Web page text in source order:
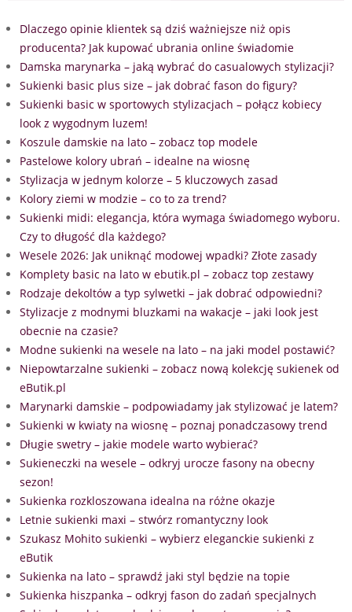
Dlaczego opinie klientek są dziś ważniejsze niż opis
producenta? Jak kupować ubrania online świadomie
Damska marynarka – jaką wybrać do casualowych stylizacji?
Sukienki basic plus size – jak dobrać fason do figury?
Sukienki basic w sportowych stylizacjach – połącz kobiecy
look z wygodnym luzem!
Koszule damskie na lato – zobacz top modele
Pastelowe kolory ubrań – idealne na wiosnę
Stylizacja w jednym kolorze – 5 kluczowych zasad
Kolory ziemi w modzie – co to za trend?
Sukienki midi: elegancja, która wymaga świadomego wyboru.
Czy to długość dla każdego?
Wesele 2026: Jak uniknąć modowej wpadki? Złote zasady
Komplety basic na lato w ebutik.pl – zobacz top zestawy
Rodzaje dekoltów a typ sylwetki – jak dobrać odpowiedni?
Stylizacje z modnymi bluzkami na wakacje – jaki look jest
obecnie na czasie?
Modne sukienki na wesele na lato – na jaki model postawić?
Niepowtarzalne sukienki – zobacz nową kolekcję sukienek od
eButik.pl
Marynarki damskie – podpowiadamy jak stylizować je latem?
Sukienki w kwiaty na wiosnę – poznaj ponadczasowy trend
Długie swetry – jakie modele warto wybierać?
Sukieneczki na wesele – odkryj urocze fasony na obecny
sezon!
Sukienka rozkloszowana idealna na różne okazje
Letnie sukienki maxi – stwórz romantyczny look
Szukasz Mohito sukienki – wybierz eleganckie sukienki z
eButik
Sukienka na lato – sprawdź jaki styl będzie na topie
Sukienka hiszpanka – odkryj fason do zadań specjalnych